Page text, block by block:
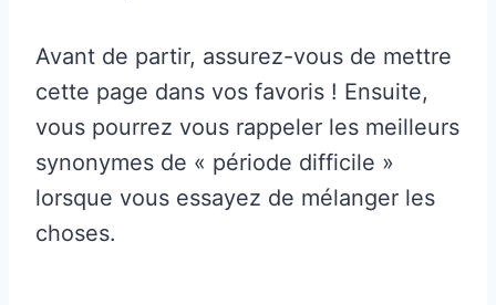
Avant de partir, assurez-vous de mettre
cette page dans vos favoris ! Ensuite,
vous pourrez vous rappeler les meilleurs
synonymes de « période difficile »
lorsque vous essayez de mélanger les
choses.